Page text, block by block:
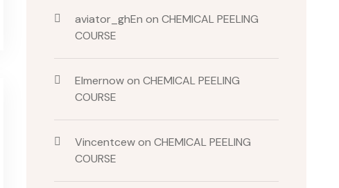
aviator_ghEn onCHEMICAL PEELING
COURSE
ElmernowonCHEMICAL PEELING
COURSE
VincentcewonCHEMICAL PEELING
COURSE